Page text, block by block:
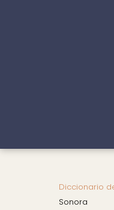
Diccionario
Sonora